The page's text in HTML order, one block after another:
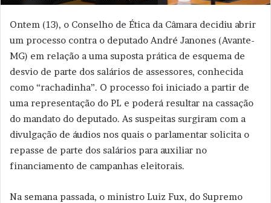
Ontem (13), o Conselho de Ética da Câmara decidiu abrir
um processo contra o deputado André Janones (Avante-
MG) em relação a uma suposta prática de esquema de
desvio de parte dos salários de assessores, conhecida
como “rachadinha”. O processo foi iniciado a partir de
uma representação do PL e poderá resultar na cassação
do mandato do deputado. As suspeitas surgiram com a
divulgação de áudios nos quais o parlamentar solicita o
repasse de parte dos salários para auxiliar no
financiamento de campanhas eleitorais.
Na semana passada, o ministro Luiz Fux, do Supremo